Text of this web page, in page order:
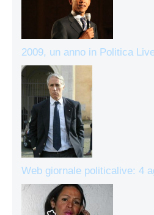
2009, un anno in Politica
Web giornale politicalive: 4